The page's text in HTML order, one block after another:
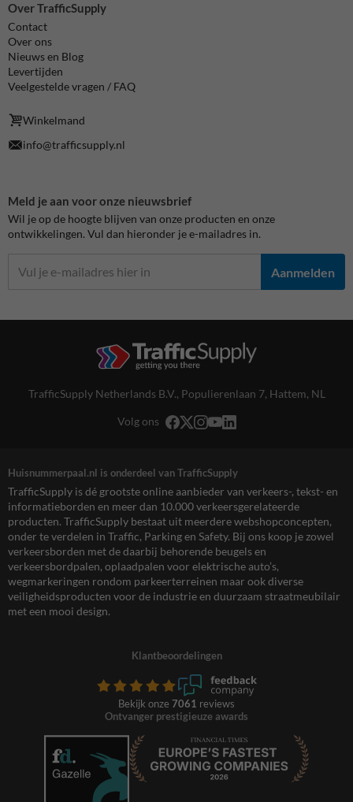
Over TrafficSupply
Contact
Over ons
Nieuws en Blog
Levertijden
Veelgestelde vragen / FAQ
Winkelmand
info@trafficsupply.nl
Meld je aan voor onze nieuwsbrief
Wil je op de hoogte blijven van onze producten en onze
ontwikkelingen. Vul dan hieronder je e-mailadres in.
Aanmelden
TrafficSupply Netherlands B.V., Populierenlaan 7, Hattem, NL
Volg ons
Huisnummerpaal.nl is onderdeel van TrafficSupply
TrafficSupply is dé grootste online aanbieder van verkeers-, tekst- en
informatieborden en meer dan 10.000 verkeersgerelateerde
producten. TrafficSupply bestaat uit meerdere webshopconcepten,
onder te verdelen in Traffic, Parking en Safety. Bij ons koop je zowel
verkeersborden met de daarbij behorende beugels en
verkeersbordpalen, oplaadpalen voor elektrische auto’s,
wegmarkeringen rondom parkeerterreinen maar ook diverse
veiligheidsproducten voor de industrie en duurzaam straatmeubilair
met een mooi design.
Klantbeoordelingen
Bekijk onze 7061 reviews
Ontvanger prestigieuze awards